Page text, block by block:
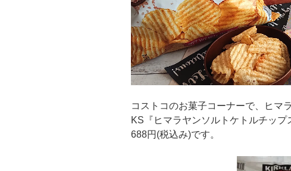
コストコのお菓子コーナーで、ヒマ
KS『ヒマラヤンソルトケトルチップ
688円(税込み)です。